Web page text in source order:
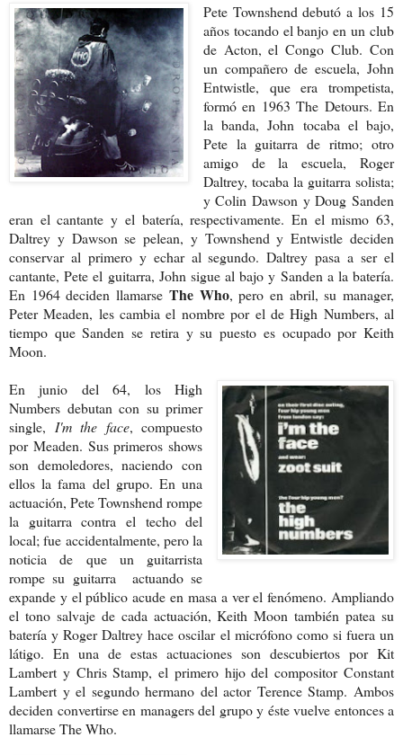
Pete Townshend debutó a los 15
años tocando el banjo en un club
de Acton, el Congo Club. Con
un compañero de escuela, John
Entwistle, que era trompetista,
formó en 1963 The Detours. En
la banda, John tocaba el bajo,
Pete la guitarra de ritmo; otro
amigo de la escuela, Roger
Daltrey, tocaba la guitarra solista;
y Colin Dawson y Doug Sanden
eran el cantante y el batería, respectivamente. En el mismo 63,
Daltrey y Dawson se pelean, y Townshend y Entwistle deciden
conservar al primero y echar al segundo. Daltrey pasa a ser el
cantante, Pete el guitarra, John sigue al bajo y Sanden a la batería.
En 1964 deciden llamarse The Who, pero en abril, su manager,
Peter Meaden, les cambia el nombre por el de High Numbers, al
tiempo que Sanden se retira y su puesto es ocupado por Keith
Moon.
En junio del 64, los High
Numbers debutan con su primer
single, I'm the face, compuesto
por Meaden. Sus primeros shows
son demoledores, naciendo con
ellos la fama del grupo. En una
actuación, Pete Townshend rompe
la guitarra contra el techo del
local; fue accidentalmente, pero la
noticia de que un guitarrista
rompe su guitarra actuando se
expande y el público acude en masa a ver el fenómeno. Ampliando
el tono salvaje de cada actuación, Keith Moon también patea su
batería y Roger Daltrey hace oscilar el micrófono como si fuera un
látigo. En una de estas actuaciones son descubiertos por Kit
Lambert y Chris Stamp, el primero hijo del compositor Constant
Lambert y el segundo hermano del actor Terence Stamp. Ambos
deciden convertirse en managers del grupo y éste vuelve entonces a
llamarse The Who.